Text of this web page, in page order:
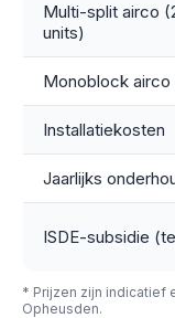
Multi-split airco
units)
Monoblock airco
Installatiekosten
Jaarlijks
ISDE-subsidie
* Prijzen zijn indicatief
Opheusden.